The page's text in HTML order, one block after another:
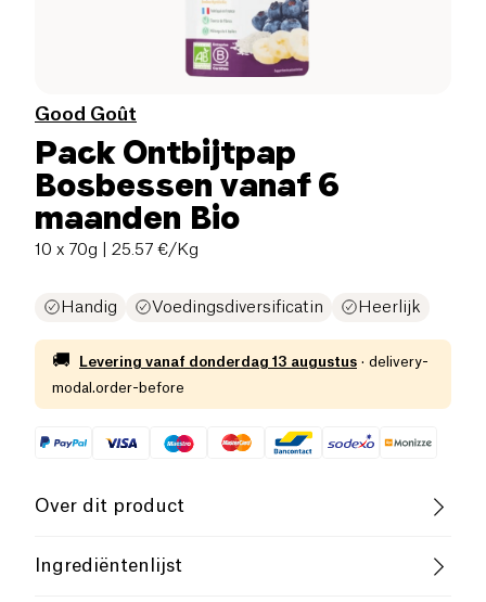
Good Goût
Pack Ontbijtpap
Bosbessen vanaf 6
maanden Bio
10 x 70g | 25.57 €/Kg
Handig Voedingsdiversificatin Heerlijk
🚚 Levering vanaf donderdag 13 augustus · delivery-
modal.order-before
Over dit product
Glutenvrij (ingrediënten)
Ingrediëntenlijst